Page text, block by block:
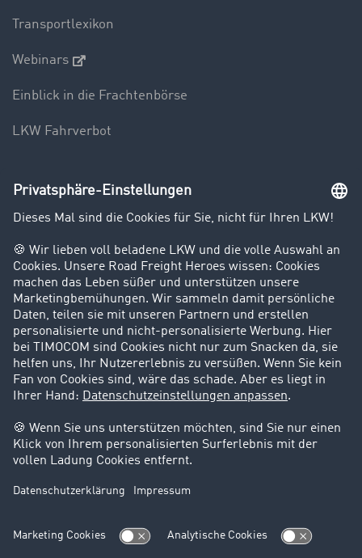
Transportlexikon
Webinars
Einblick in die Frachtenbörse
LKW Fahrverbot
Unternehmen
Kunden werben Kunden
Success Stories
Karriere
Support
Kontakt
Rechtliches
Impressum
AGB